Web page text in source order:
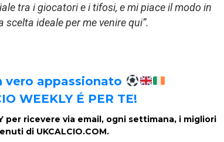
tra i giocatori e i tifosi, e mi piace il modo in
ideale per me venire qui”.
vero appassionato
WEEKLY É PER TE!
per ricevere via email, ogni settimana, i migliori
di UKCALCIO.COM.